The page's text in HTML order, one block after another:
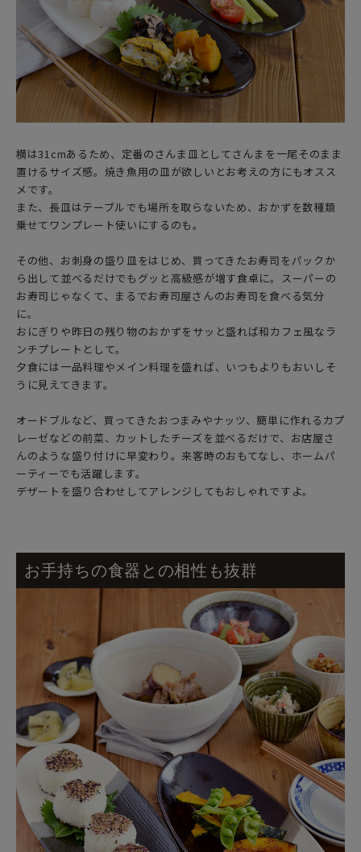
横は31cmあるため、定番のさんま皿としてさんまを一尾そのまま
置けるサイズ感。焼き魚用の皿が欲しいとお考えの方にもオスス
メです。
また、長皿はテーブルでも場所を取らないため、おかずを数種類
乗せてワンプレート使いにするのも。
その他、お刺身の盛り皿をはじめ、買ってきたお寿司をパックか
ら出して並べるだけでもグッと高級感が増す食卓に。スーパーの
お寿司じゃなくて、まるでお寿司屋さんのお寿司を食べる気分
に。
おにぎりや昨日の残り物のおかずをサッと盛れば和カフェ風なラ
ンチプレートとして。
夕食には一品料理やメイン料理を盛れば、いつもよりもおいしそ
うに見えてきます。
オードブルなど、買ってきたおつまみやナッツ、簡単に作れるカプ
レーゼなどの前菜、カットしたチーズを並べるだけで、お店屋さ
んのような盛り付けに早変わり。来客時のおもてなし、ホームパ
ーティーでも活躍します。
デザートを盛り合わせしてアレンジしてもおしゃれですよ。
お手持ちの食器との相性も抜群